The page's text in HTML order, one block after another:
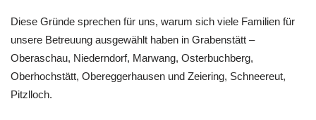
Diese Gründe sprechen für uns, warum sich viele Familien für
unsere Betreuung ausgewählt haben in Grabenstätt –
Oberaschau, Niederndorf, Marwang, Osterbuchberg,
Oberhochstätt, Obereggerhausen und Zeiering, Schneereut,
Pitzlloch.